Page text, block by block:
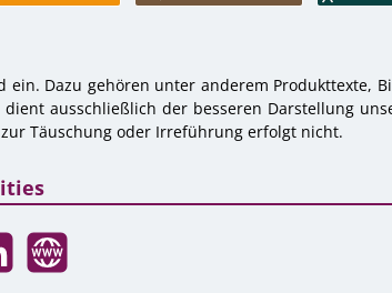
Dazu gehören unter anderem Produkttexte,
ausschließlich der besseren Darstellung
Täuschung oder Irreführung erfolgt nicht.
Website